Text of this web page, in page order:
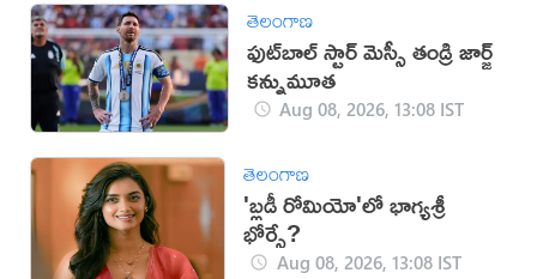
తెలంగాణ
ఫుట్‌బాల్ స్టార్ మెస్సీ తండ్రి జార్జ్
కన్నుమూత
Aug 08, 2026, 13:08 IST
తెలంగాణ
'బ్లడీ రోమియో'లో భాగ్యశ్రీ
భోర్సే?
Aug 08, 2026, 13:08 IST